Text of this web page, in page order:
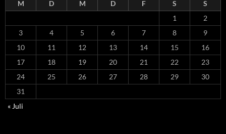
M D M D F S
S
1
2
3
4 5 6 7 8
9
10
11 12 13 14 15
16
17
18 19 20 21 22
23
24
25 26 27 28 29
30
31
« Juli